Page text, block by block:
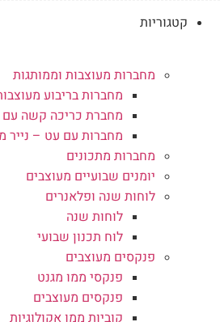
קטגוריות
מחברות מעוצבות וממותגות
מחברות בריבוע
מחברת כריכה קשה
מחברות עם עט – נייר
מחברות מתכונים
יומנים שבועיים מעוצבים
לוחות שנה ופלאנרים
לוחות שנה
לוח תכנון שבועי
פנקסים מעוצבים
פנקסי ממו מגנט
פנקסים מעוצבים
קוביות ממו אקולוגיות